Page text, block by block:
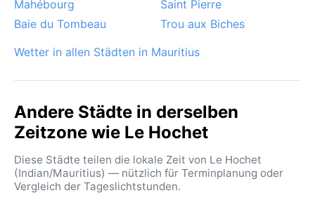
Mahébourg
Saint Pierre
Baie du Tombeau
Trou aux Biches
Wetter in allen Städten in Mauritius
Andere Städte in derselben
Zeitzone wie Le Hochet
Diese Städte teilen die lokale Zeit von Le Hochet
(Indian/Mauritius) — nützlich für Terminplanung oder
Vergleich der Tageslichtstunden.